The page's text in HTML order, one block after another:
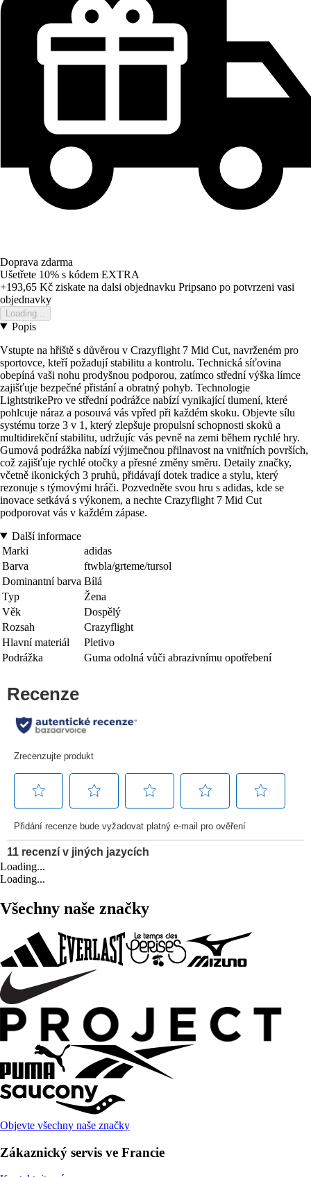
Doprava zdarma
Ušetřete 10% s kódem EXTRA
+193,65 Kč ziskate na dalsi objednavku Pripsano po potvrzeni vasi
objednavky
Loading...
Popis
Vstupte na hřiště s důvěrou v Crazyflight 7 Mid Cut, navrženém pro
sportovce, kteří požadují stabilitu a kontrolu. Technická síťovina
obepíná vaši nohu prodyšnou podporou, zatímco střední výška límce
zajišťuje bezpečné přistání a obratný pohyb. Technologie
LightstrikePro ve střední podrážce nabízí vynikající tlumení, které
pohlcuje náraz a posouvá vás vpřed při každém skoku. Objevte sílu
systému torze 3 v 1, který zlepšuje propulsní schopnosti skoků a
multidirekční stabilitu, udržujíc vás pevně na zemi během rychlé hry.
Gumová podrážka nabízí výjimečnou přilnavost na vnitřních površích,
což zajišťuje rychlé otočky a přesné změny směru. Detaily značky,
včetně ikonických 3 pruhů, přidávají dotek tradice a stylu, který
rezonuje s týmovými hráči. Pozvedněte svou hru s adidas, kde se
inovace setkává s výkonem, a nechte Crazyflight 7 Mid Cut
podporovat vás v každém zápase.
Další informace
Marki
adidas
Barva
ftwbla/grteme/tursol
Dominantní barva Bílá
Typ
Žena
Věk
Dospělý
Rozsah
Crazyflight
Hlavní materiál
Pletivo
Podrážka
Guma odolná vůči abrazivnímu opotřebení
Loading...
Loading...
Všechny naše značky
Objevte všechny naše značky
Zákaznický servis ve Francie